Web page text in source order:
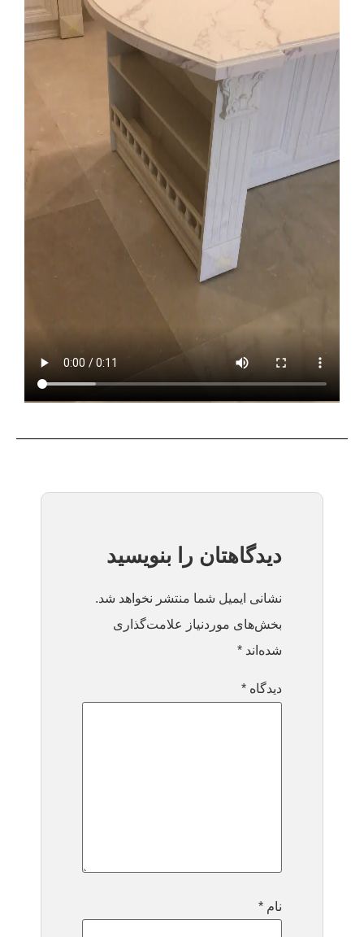
دیدگاهتان را بنویسید
نشانی ایمیل شما منتشر نخواهد شد.
بخش‌های موردنیاز علامت‌گذاری
شده‌اند *
دیدگاه *
نام *